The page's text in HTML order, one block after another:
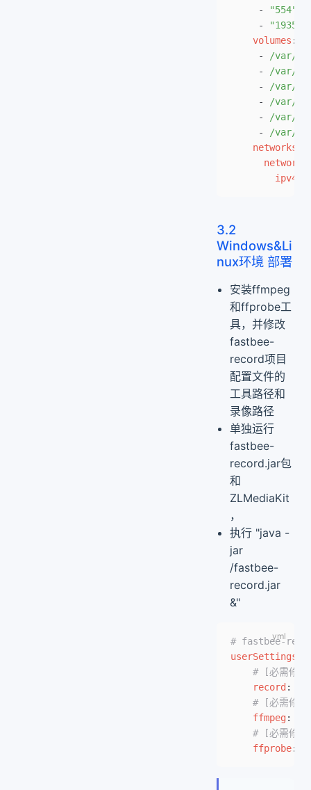
     -
"554"
     -
"1935"
    volumes
:
     -
/var/
     -
/var/
     -
/var/
     -
/var/
     -
/var/
     -
/var/
    networks
      network
3.2
Windows&Li
nux环境 部署
安装ffmpeg
和ffprobe工
具，并修改
fastbee-
record项目
配置文件的
工具路径和
录像路径
单独运行
fastbee-
record.jar包
和
ZLMediaKit
，
执行 "java -
jar
/fastbee-
record.jar
&"
# fastbee-
userSettings
# [必需修改
    record
:
# [必需修
    ffmpeg
:
# [必需修改
    ffprobe
: